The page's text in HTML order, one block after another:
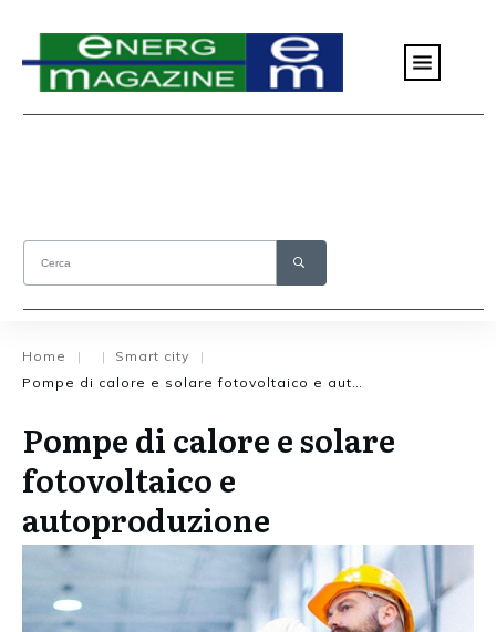
Home | | Smart city
|
Pompe di calore e solare
fotovoltaico e
autoproduzione